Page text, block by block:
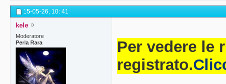
15-05-26, 10: 41
kele
Moderatore
Perla Rara
Per vedere le
registrato.